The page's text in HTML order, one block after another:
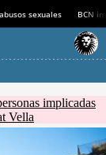
sexuales BCN
implicadas
Vella